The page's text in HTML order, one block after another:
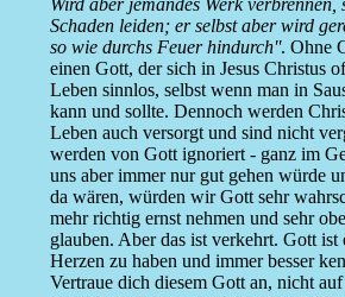
Wird aber jemandes Werk verbrennen,
Schaden leiden; er selbst aber wird
so wie durchs Feuer hindurch''. Ohne
einen Gott, der sich in Jesus Christus
Leben sinnlos, selbst wenn man in
kann und sollte. Dennoch werden
Leben auch versorgt und sind nicht
werden von Gott ignoriert - ganz im
uns aber immer nur gut gehen würde
da wären, würden wir Gott sehr
mehr richtig ernst nehmen und sehr
glauben. Aber das ist verkehrt. Gott ist
Herzen zu haben und immer besser
Vertraue dich diesem Gott an, nicht